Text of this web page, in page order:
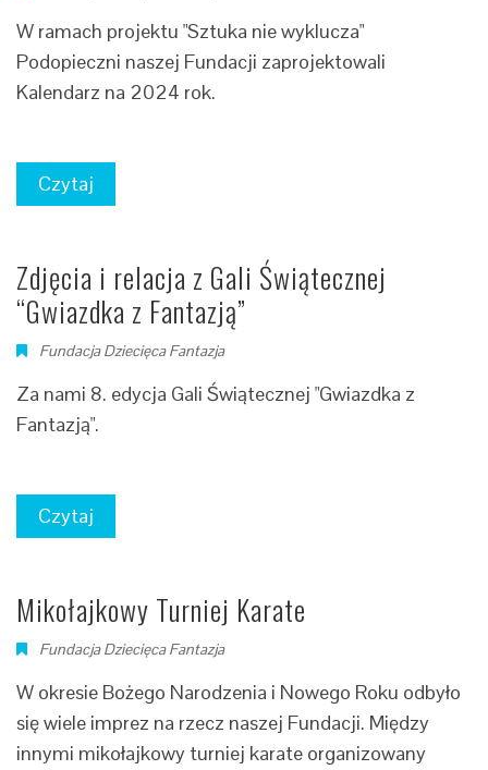
W ramach projektu "Sztuka nie wyklucza"
Podopieczni naszej Fundacji zaprojektowali
Kalendarz na 2024 rok.
Czytaj
Zdjęcia i relacja z Gali Świątecznej
“Gwiazdka z Fantazją”
Fundacja Dziecięca Fantazja
Za nami 8. edycja Gali Świątecznej "Gwiazdka z
Fantazją".
Czytaj
Mikołajkowy Turniej Karate
Fundacja Dziecięca Fantazja
W okresie Bożego Narodzenia i Nowego Roku odbyło
się wiele imprez na rzecz naszej Fundacji. Między
innymi mikołajkowy turniej karate organizowany